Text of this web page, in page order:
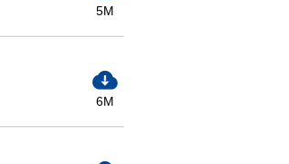
5M
6M